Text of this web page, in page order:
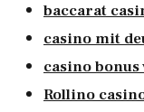
baccarat
casino mit
casino
Rollino